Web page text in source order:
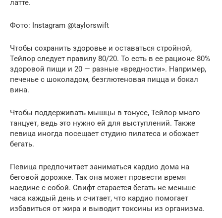
латте.
Фото: Instagram @taylorswift
Чтобы сохранить здоровье и оставаться стройной,
Тейлор следует правилу 80/20. То есть в ее рационе 80%
здоровой пищи и 20 — разные «вредности». Например,
печенье с шоколадом, безглютеновая пицца и бокал
вина.
Чтобы поддерживать мышцы в тонусе, Тейлор много
танцует, ведь это нужно ей для выступлений. Также
певица иногда посещает студию пилатеса и обожает
бегать.
Певица предпочитает заниматься кардио дома на
беговой дорожке. Так она может провести время
наедине с собой. Свифт старается бегать не меньше
часа каждый день и считает, что кардио помогает
избавиться от жира и выводит токсины из организма.